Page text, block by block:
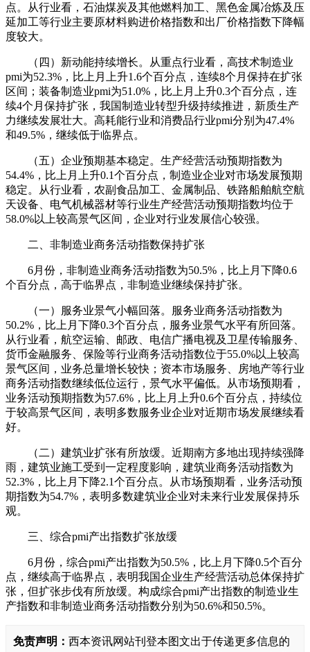
点。从行业看，石油煤炭及其他燃料加工、黑色金属冶炼及压
延加工等行业主要原材料购进价格指数和出厂价格指数下降幅
度较大。
（四）新动能持续增长。从重点行业看，高技术制造业
pmi为52.3%，比上月上升1.6个百分点，连续8个月保持在扩张
区间；装备制造业pmi为51.0%，比上月上升0.3个百分点，连
续4个月保持扩张，我国制造业转型升级持续推进，新质生产
力继续发展壮大。高耗能行业和消费品行业pmi分别为47.4%
和49.5%，继续低于临界点。
（五）企业预期基本稳定。生产经营活动预期指数为
54.4%，比上月上升0.1个百分点，制造业企业对市场发展预期
稳定。从行业看，农副食品加工、金属制品、铁路船舶航空航
天设备、电气机械器材等行业生产经营活动预期指数均位于
58.0%以上较高景气区间，企业对行业发展信心较强。
二、非制造业商务活动指数保持扩张
6月份，非制造业商务活动指数为50.5%，比上月下降0.6
个百分点，高于临界点，非制造业继续保持扩张。
（一）服务业景气小幅回落。服务业商务活动指数为
50.2%，比上月下降0.3个百分点，服务业景气水平有所回落。
从行业看，航空运输、邮政、电信广播电视及卫星传输服务、
货币金融服务、保险等行业商务活动指数位于55.0%以上较高
景气区间，业务总量增长较快；资本市场服务、房地产等行业
商务活动指数继续低位运行，景气水平偏低。从市场预期看，
业务活动预期指数为57.6%，比上月上升0.6个百分点，持续位
于较高景气区间，表明多数服务业企业对近期市场发展继续看
好。
（二）建筑业扩张有所放缓。近期南方多地出现持续强降
雨，建筑业施工受到一定程度影响，建筑业商务活动指数为
52.3%，比上月下降2.1个百分点。从市场预期看，业务活动预
期指数为54.7%，表明多数建筑业企业对未来行业发展保持乐
观。
三、综合pmi产出指数扩张放缓
6月份，综合pmi产出指数为50.5%，比上月下降0.5个百分
点，继续高于临界点，表明我国企业生产经营活动总体保持扩
张，但扩张步伐有所放缓。构成综合pmi产出指数的制造业生
产指数和非制造业商务活动指数分别为50.6%和50.5%。
免责声明： 西本资讯网站刊登本图文出于传递更多信息的